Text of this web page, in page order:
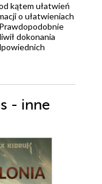
kątem ułatwień
o ułatwieniach
dokonania
- inne